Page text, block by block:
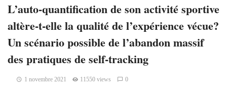
L’auto-quantification de son activité sportive
altère-t-elle la qualité de l’expérience vécue?
Un scénario possible de l’abandon massif
des pratiques de self-tracking
1 novembre 2021 11550 views 0